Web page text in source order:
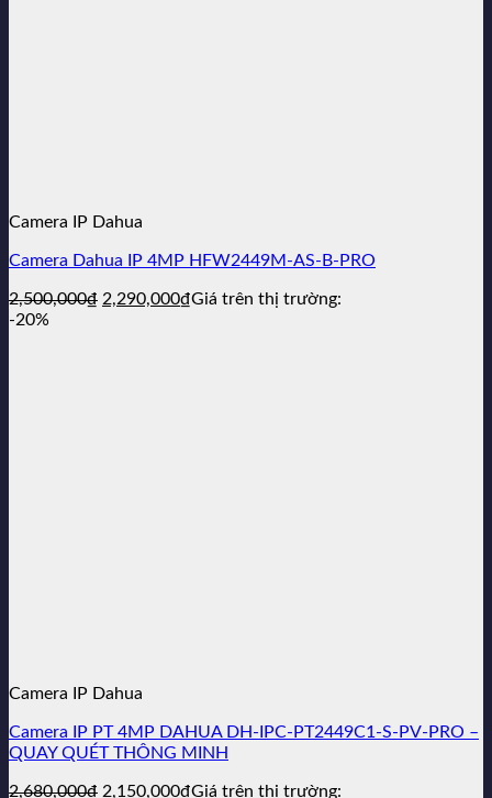
Camera IP Dahua
Camera Dahua IP 4MP HFW2449M-AS-B-PRO
2,500,000₫ Giá
2,290,000₫Giá
Giá trên thị trường:
-20%
Camera IP Dahua
Camera IP PT 4MP DAHUA DH-IPC-PT2449C1-S-PV-PRO –
QUAY QUÉT THÔNG MINH
2,680,000₫ Giá
2,150,000₫Giá
Giá trên thị trường: